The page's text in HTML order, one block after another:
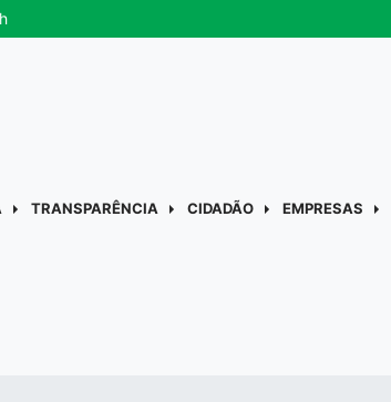
TRANSPARÊNCIA CIDADÃO EMPRESAS